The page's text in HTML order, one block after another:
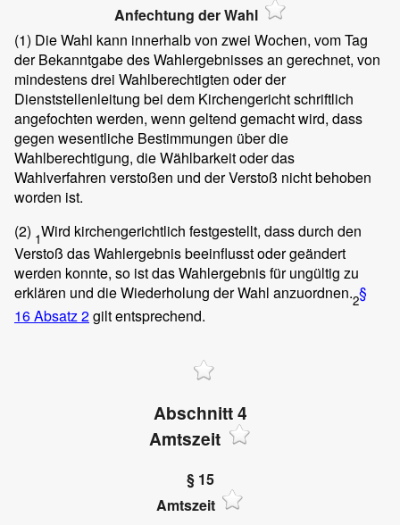
Anfechtung der Wahl
(1) Die Wahl kann innerhalb von zwei Wochen, vom Tag
der Bekanntgabe des Wahlergebnisses an gerechnet, von
mindestens drei Wahlberechtigten oder der
Dienststellenleitung bei dem Kirchengericht schriftlich
angefochten werden, wenn geltend gemacht wird, dass
gegen wesentliche Bestimmungen über die
Wahlberechtigung, die Wählbarkeit oder das
Wahlverfahren verstoßen und der Verstoß nicht behoben
worden ist.
(2) 1Wird kirchengerichtlich festgestellt, dass durch den
Verstoß das Wahlergebnis beeinflusst oder geändert
werden konnte, so ist das Wahlergebnis für ungültig zu
erklären und die Wiederholung der Wahl anzuordnen.2§
16 Absatz 2gilt entsprechend.
Abschnitt 4
Amtszeit
§ 15
Amtszeit